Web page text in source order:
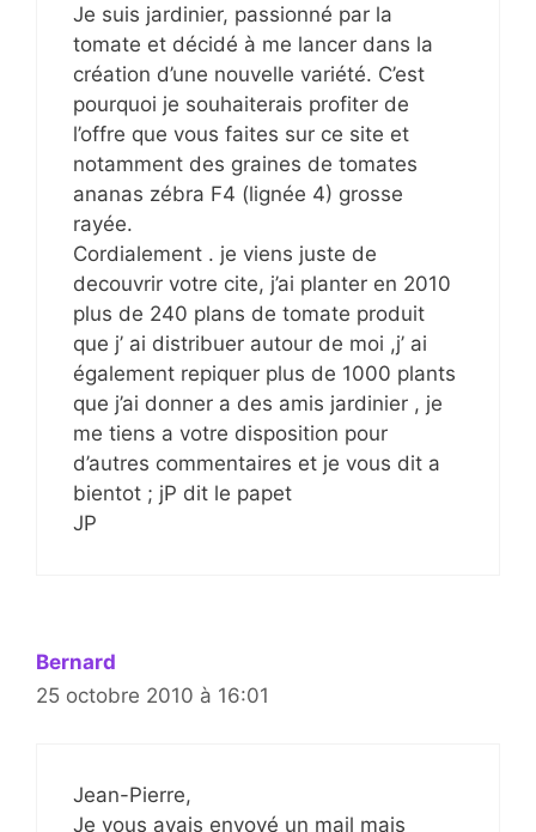
Je suis jardinier, passionné par la
tomate et décidé à me lancer dans la
création d’une nouvelle variété. C’est
pourquoi je souhaiterais profiter de
l’offre que vous faites sur ce site et
notamment des graines de tomates
ananas zébra F4 (lignée 4) grosse
rayée.
Cordialement . je viens juste de
decouvrir votre cite, j’ai planter en 2010
plus de 240 plans de tomate produit
que j’ ai distribuer autour de moi ,j’ ai
également repiquer plus de 1000 plants
que j’ai donner a des amis jardinier , je
me tiens a votre disposition pour
d’autres commentaires et je vous dit a
bientot ; jP dit le papet
JP
Bernard
25 octobre 2010 à 16:01
Jean-Pierre,
Je vous avais envoyé un mail mais